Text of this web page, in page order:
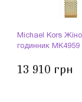
Michael Kors
годинник MK4959
13 910 грн